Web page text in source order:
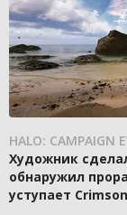
HALO: CAMPAIGN
Художник
обнаружил
уступает